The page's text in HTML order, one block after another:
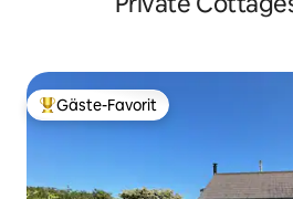
Beliebter Gäste-Favorit.
Gäste-Favorit